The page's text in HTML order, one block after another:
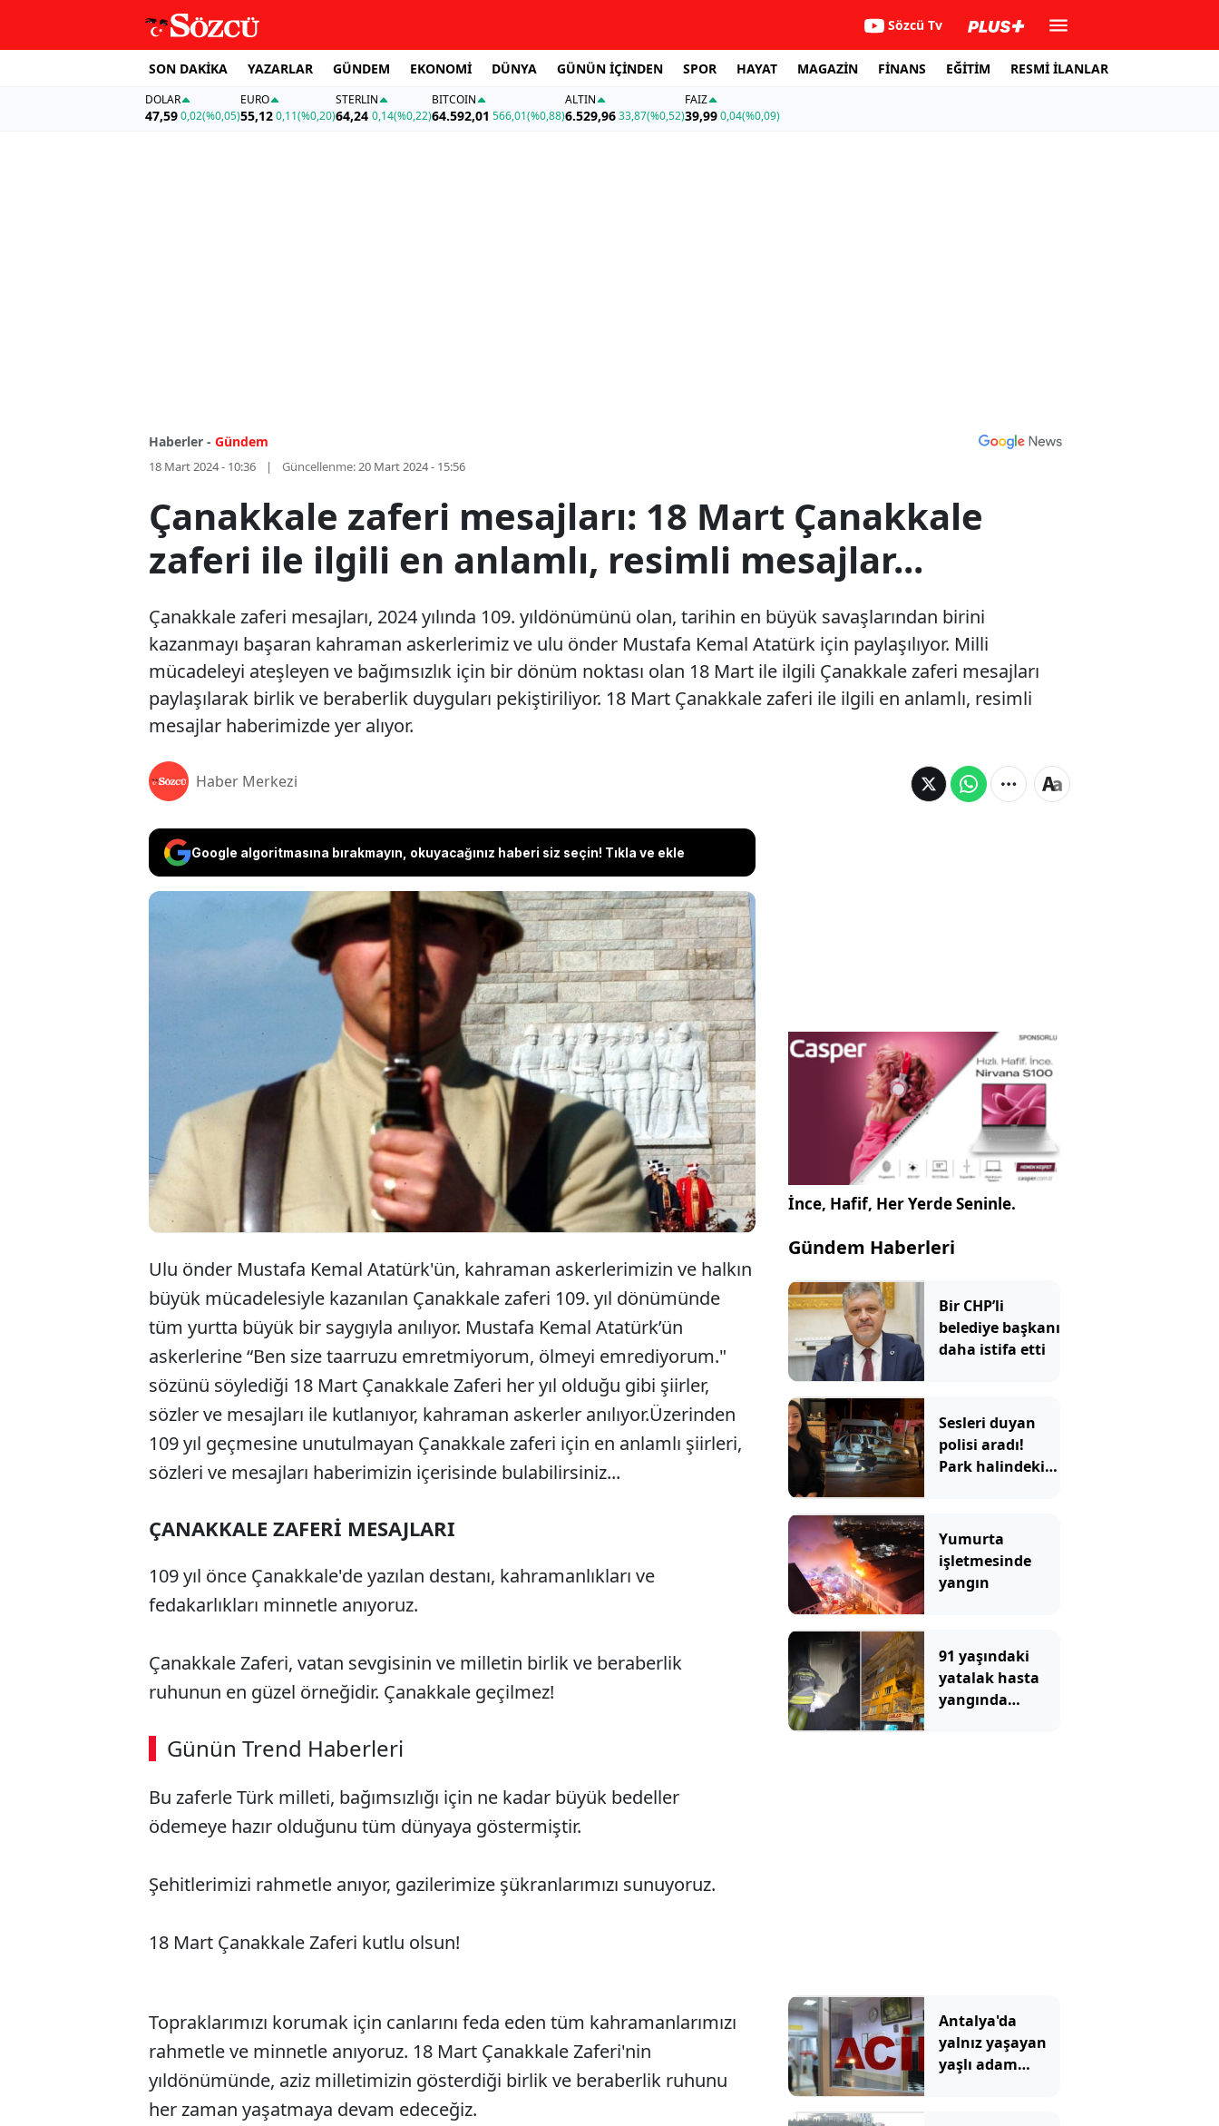
Sözcü Tv
SON DAKİKA YAZARLAR GÜNDEM EKONOMİ DÜNYA GÜNÜN İÇİNDEN SPOR HAYAT MAGAZİN FİNANS EĞİTİM RESMİ İLANLAR
DOLAR
47,590,02(%0,05)
EURO
55,12 0,11(%0,20)
STERLIN
64,24 0,14(%0,22)
BITCOIN
64.592,01 566,01(%0,88)
ALTIN
6.529,9633,87(%0,52)
FAİZ
39,990,04(%0,09)
Haberler - Gündem
18 Mart 2024 - 10:36 Güncellenme:20 Mart 2024 - 15:56
Çanakkale zaferi mesajları: 18 Mart Çanakkale
zaferi ile ilgili en anlamlı, resimli mesajlar...
Çanakkale zaferi mesajları, 2024 yılında 109. yıldönümünü olan, tarihin en büyük savaşlarından birini
kazanmayı başaran kahraman askerlerimiz ve ulu önder Mustafa Kemal Atatürk için paylaşılıyor. Milli
mücadeleyi ateşleyen ve bağımsızlık için bir dönüm noktası olan 18 Mart ile ilgili Çanakkale zaferi mesajları
paylaşılarak birlik ve beraberlik duyguları pekiştiriliyor. 18 Mart Çanakkale zaferi ile ilgili en anlamlı, resimli
mesajlar haberimizde yer alıyor.
Haber Merkezi
Google algoritmasına bırakmayın, okuyacağınız haberi siz seçin! Tıkla ve ekle
Çanakkale zaferi mesajları, 2024 yılında 109. yıldönümünü olan, tarihin en
büyük savaşlarından birini kazanmayı başaran kahraman askerlerimiz ve
ulu önder Mustafa Kemal Atatürk için paylaşılıyor. Milli mücadeleyi
ateşleyen ve bağımsızlık için bir dönüm noktası olan 18 Mart ile ilgili
Çanakkale zaferi mesajları paylaşılarak birlik ve beraberlik duyguları
pekiştiriliyor. 18 Mart Çanakkale zaferi ile ilgili en anlamlı, resimli mesajlar
haberimizde yer alıyor.
Ulu önder Mustafa Kemal Atatürk'ün, kahraman askerlerimizin ve halkın
büyük mücadelesiyle kazanılan Çanakkale zaferi 109. yıl dönümünde
tüm yurtta büyük bir saygıyla anılıyor. Mustafa Kemal Atatürk’ün
askerlerine “Ben size taarruzu emretmiyorum, ölmeyi emrediyorum."
sözünü söylediği 18 Mart Çanakkale Zaferi her yıl olduğu gibi şiirler,
sözler ve mesajları ile kutlanıyor, kahraman askerler anılıyor.Üzerinden
109 yıl geçmesine unutulmayan Çanakkale zaferi için en anlamlı şiirleri,
sözleri ve mesajları haberimizin içerisinde bulabilirsiniz...
ÇANAKKALE ZAFERİ MESAJLARI
109 yıl önce Çanakkale'de yazılan destanı, kahramanlıkları ve
fedakarlıkları minnetle anıyoruz.
Çanakkale Zaferi, vatan sevgisinin ve milletin birlik ve beraberlik
ruhunun en güzel örneğidir. Çanakkale geçilmez!
Günün Trend Haberleri
SÖZCÜ SON DAKİKA
Bu zaferle Türk milleti, bağımsızlığı için ne kadar büyük bedeller
ödemeye hazır olduğunu tüm dünyaya göstermiştir.
Şehitlerimizi rahmetle anıyor, gazilerimize şükranlarımızı sunuyoruz.
18 Mart Çanakkale Zaferi kutlu olsun!
Topraklarımızı korumak için canlarını feda eden tüm kahramanlarımızı
rahmetle ve minnetle anıyoruz. 18 Mart Çanakkale Zaferi'nin
yıldönümünde, aziz milletimizin gösterdiği birlik ve beraberlik ruhunu
her zaman yaşatmaya devam edeceğiz.
İnce, Hafif, Her Yerde Seninle.
Gündem Haberleri
Bir CHP’li
belediye başkanı
daha istifa etti
Sesleri duyan
polisi aradı!
Park halindeki
Yumurta
işletmesinde
yangın
91 yaşındaki
yatalak hasta
yangında
Antalya'da
yalnız yaşayan
yaşlı adam